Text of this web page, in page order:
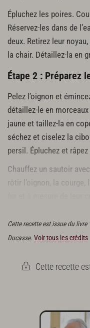
Épluchez les poires.
Réservez-les dans de
deux. Retirez leur
la chair. Détaillez-la en
Étape 2 : Préparez
Pelez l’oignon et
détaillez-le en
jaune et taillez-la en
séchez et ciselez la
persil. Épluchez et
Chauffez un sautoir
rôtir l’oignon, la courge,
Cette recette est issue du
Ducasse. Voir tous les crédits
Cette recette